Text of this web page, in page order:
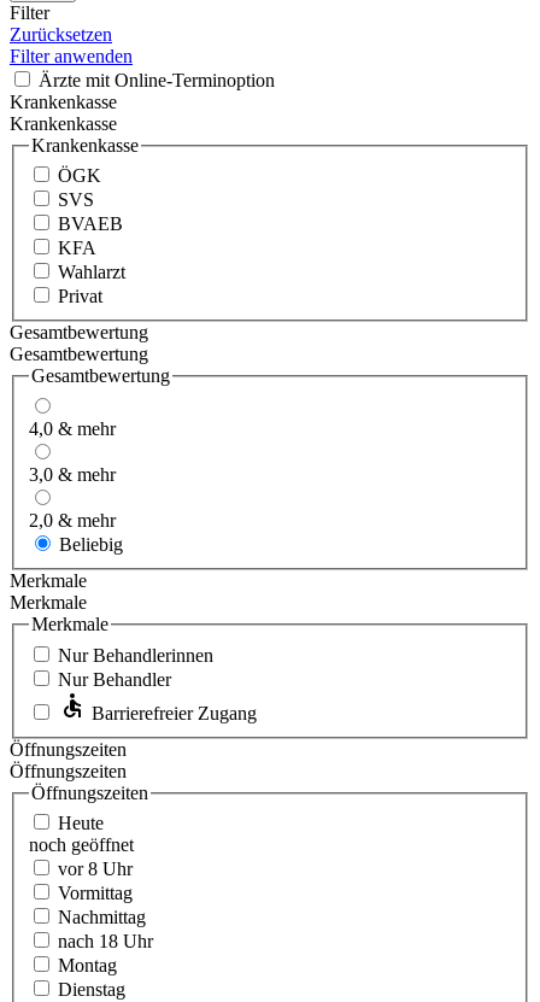
Filter
Zurücksetzen
Filter anwenden
Ärzte mit Online-Terminoption
Krankenkasse
Krankenkasse
Krankenkasse
ÖGK
SVS
BVAEB
KFA
Wahlarzt
Privat
Gesamtbewertung
Gesamtbewertung
Gesamtbewertung
4,0 & mehr
3,0 & mehr
2,0 & mehr
Beliebig
Merkmale
Merkmale
Merkmale
Nur Behandlerinnen
Nur Behandler
Barrierefreier Zugang
Öffnungszeiten
Öffnungszeiten
Öffnungszeiten
Heute
noch geöffnet
vor 8 Uhr
Vormittag
Nachmittag
nach 18 Uhr
Montag
Dienstag